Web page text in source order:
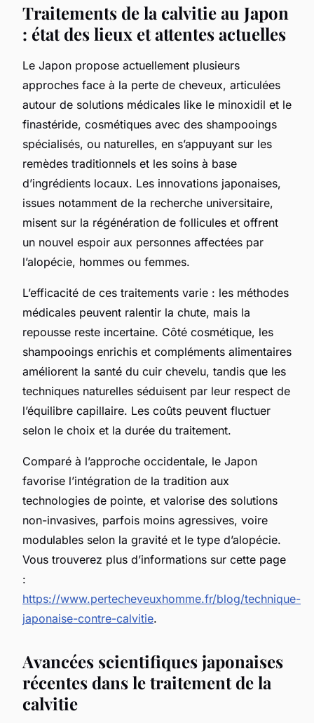
Traitements de la calvitie au Japon
: état des lieux et attentes actuelles
Le Japon propose actuellement plusieurs
approches face à la perte de cheveux, articulées
autour de solutions médicales like le minoxidil et le
finastéride, cosmétiques avec des shampooings
spécialisés, ou naturelles, en s’appuyant sur les
remèdes traditionnels et les soins à base
d’ingrédients locaux. Les innovations japonaises,
issues notamment de la recherche universitaire,
misent sur la régénération de follicules et offrent
un nouvel espoir aux personnes affectées par
l’alopécie, hommes ou femmes.
L’efficacité de ces traitements varie : les méthodes
médicales peuvent ralentir la chute, mais la
repousse reste incertaine. Côté cosmétique, les
shampooings enrichis et compléments alimentaires
améliorent la santé du cuir chevelu, tandis que les
techniques naturelles séduisent par leur respect de
l’équilibre capillaire. Les coûts peuvent fluctuer
selon le choix et la durée du traitement.
Comparé à l’approche occidentale, le Japon
favorise l’intégration de la tradition aux
technologies de pointe, et valorise des solutions
non-invasives, parfois moins agressives, voire
modulables selon la gravité et le type d’alopécie.
Vous trouverez plus d’informations sur cette page
:
https://www.pertecheveuxhomme.fr/blog/technique-
japonaise-contre-calvitie.
Avancées scientifiques japonaises
récentes dans le traitement de la
calvitie